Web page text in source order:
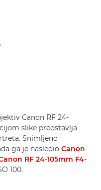
Canon RF 24-
slike predstavlja
Snimljeno
ga je nasledio Canon
RF 24-105mm F4-
100.